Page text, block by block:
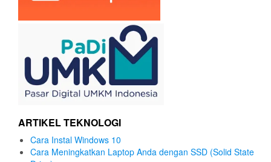
ARTIKEL TEKNOLOGI
Cara Instal Windows 10
Cara Meningkatkan Laptop Anda dengan SSD (Solid State